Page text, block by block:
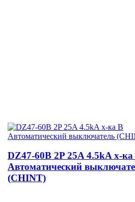
DZ47-60B 2P 25A 4.5kA х-
Автоматический
(CHINT)